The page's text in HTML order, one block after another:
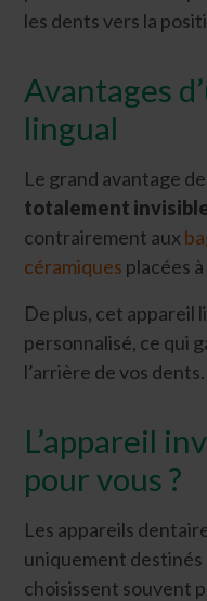
les dents vers la
Avantages
lingual
Le grand avantage
totalement
contrairement aux
céramiques placées à
De plus, cet appareil
personnalisé, ce qui
l’arrière de vos dents.
L’appareil
pour vous ?
Les appareils
uniquement destinés
choisissent souvent